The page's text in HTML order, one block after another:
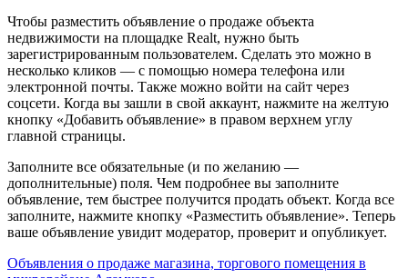
Чтобы разместить объявление о продаже объекта
недвижимости на площадке Realt, нужно быть
зарегистрированным пользователем. Сделать это можно в
несколько кликов — с помощью номера телефона или
электронной почты. Также можно войти на сайт через
соцсети. Когда вы зашли в свой аккаунт, нажмите на желтую
кнопку «Добавить объявление» в правом верхнем углу
главной страницы.
Заполните все обязательные (и по желанию —
дополнительные) поля. Чем подробнее вы заполните
объявление, тем быстрее получится продать объект. Когда все
заполните, нажмите кнопку «Разместить объявление». Теперь
ваше объявление увидит модератор, проверит и опубликует.
Объявления о продаже магазина, торгового помещения в